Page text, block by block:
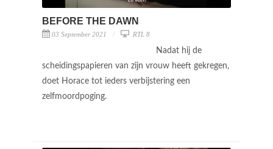
BEFORE THE DAWN
03 September 2021 RTL 8
Nadat hij de
scheidingspapieren van zijn vrouw heeft gekregen,
doet Horace tot ieders verbijstering een
zelfmoordpoging.